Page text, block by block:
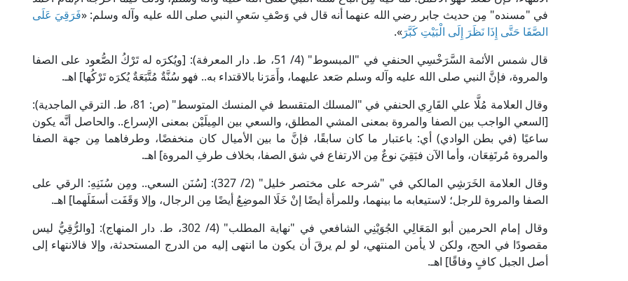
في "مسنده" مِن حديث جابر رضي الله عنهما أنه قال في وَصْفِ سَعيِ النبي صلى الله عليه وآله وسلم: «فَرَقِيَ عَلَى
الصَّفَا حَتَّى إِذَا نَظَرَ إِلَى الْبَيْتِ كَبَّرَ».
قال شمس الأئمة السَّرَخْسِي الحنفي في "المبسوط" (4/ 51، ط. دار المعرفة): [ويُكرَه له تَرْكُ الصُّعود على الصفا
والمروة، فإنَّ النبي صلى الله عليه وآله وسلم صَعد عليهما، وأَمَرَنا بالاقتداء به.. فهو سُنَّةٌ مُتَّبَعَةٌ يُكرَه تَرْكُها] اهـ.
وقال العلامة مُلَّا علي القَارِي الحنفي في "المسلك المتقسط في المنسك المتوسط" (ص: 81، ط. الترقي الماجدية):
[السعي الواجب بين الصفا والمروة بمعنى المشي المطلق، والسعي بين المِيلَيْن بمعنى الإسراع.. والحاصل أنَّه يكون
ساعيًا (في بطن الوادي) أي: باعتبار ما كان سابقًا، فإنَّ ما بين الأميال كان منخفضًا، وطرفاهما مِن جهة الصفا
والمروة مُرتَفِعَان، وأما الآن فبَقِيَ نوعٌ مِن الارتفاع في شق الصفا، بخلاف طرفِ المروة] اهـ.
وقال العلامة الخَرَشِي المالكي في "شرحه على مختصر خليل" (2/ 327): [سُنَن السعي.. ومِن سُنَنِهِ: الرقي على
الصفا والمروة للرجل؛ لاستيعابه ما بينهما، وللمرأة أيضًا إنْ خَلَا الموضِعُ أيضًا مِن الرجال، وإلا وَقَفَت أسفَلَهما] اهـ.
وقال إمام الحرمين أبو المَعَالِي الجُوَيْنِي الشافعي في "نهاية المطلب" (4/ 302، ط. دار المنهاج): [والرُّقِيُّ ليس
مقصودًا في الحج، ولكن لا يأمن المنتهي، لو لم يرقَ أن يكون ما انتهى إليه من الدرج المستحدثة، وإلا فالانتهاء إلى
أصل الجبل كافٍ وفاقًا] اهـ.